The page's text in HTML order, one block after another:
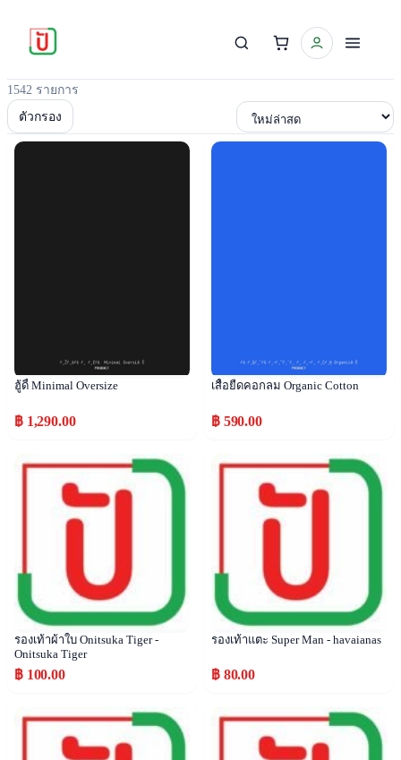
1542 รายการ
ตัวกรอง เรียงตาม
ฮู้ดี้ Minimal Oversize
฿ 1,290.00
เสื้อยืดคอกลม Organic Cotton
฿ 590.00
Popular
รองเท้าผ้าใบ Onitsuka Tiger -
Onitsuka Tiger
฿ 100.00
Popular
รองเท้าแตะ Super Man - havaianas
฿ 80.00
Popular Popular